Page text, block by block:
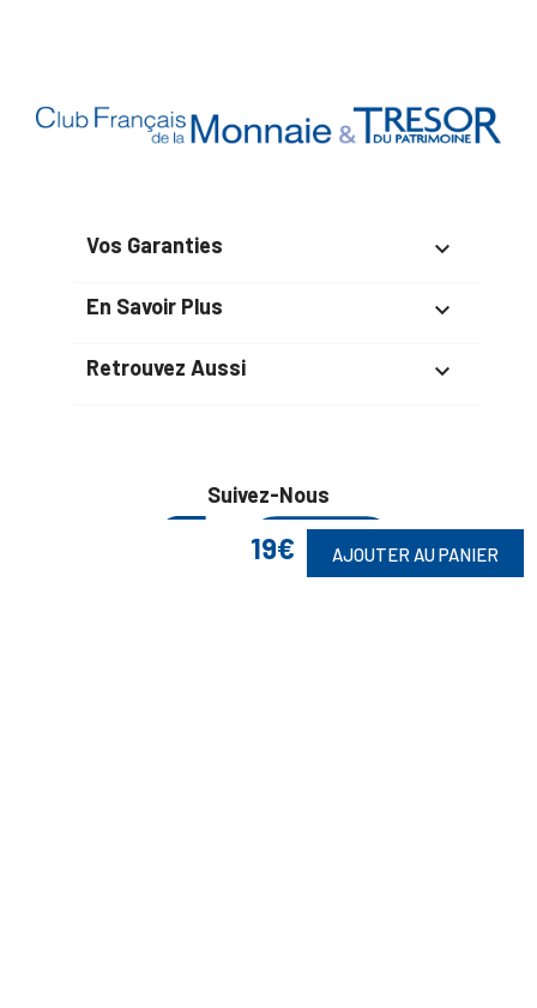
19€ AJOUTER AU PANIER
Vos Garanties 
En Savoir Plus 
Retrouvez Aussi 
Suivez-Nous